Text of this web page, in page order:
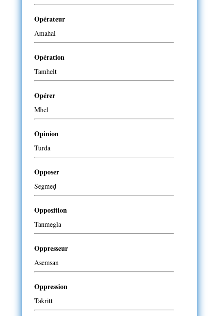
Opérateur
Amahal
Opération
Tamhelt
Opérer
Mhel
Opinion
Turda
Opposer
Segmeḍ
Opposition
Tanmegla
Oppresseur
Asemsan
Oppression
Takritt